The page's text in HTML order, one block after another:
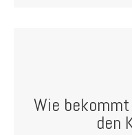
Wie
den